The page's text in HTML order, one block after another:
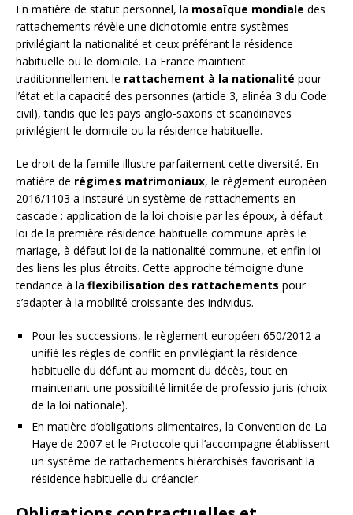
En matière de statut personnel, la mosaïque mondiale des
rattachements révèle une dichotomie entre systèmes
privilégiant la nationalité et ceux préférant la résidence
habituelle ou le domicile. La France maintient
traditionnellement le rattachement à la nationalité pour
l’état et la capacité des personnes (article 3, alinéa 3 du Code
civil), tandis que les pays anglo-saxons et scandinaves
privilégient le domicile ou la résidence habituelle.
Le droit de la famille illustre parfaitement cette diversité. En
matière de régimes matrimoniaux, le règlement européen
2016/1103 a instauré un système de rattachements en
cascade : application de la loi choisie par les époux, à défaut
loi de la première résidence habituelle commune après le
mariage, à défaut loi de la nationalité commune, et enfin loi
des liens les plus étroits. Cette approche témoigne d’une
tendance à la flexibilisation des rattachements pour
s’adapter à la mobilité croissante des individus.
Pour les successions, le règlement européen 650/2012 a
unifié les règles de conflit en privilégiant la résidence
habituelle du défunt au moment du décès, tout en
maintenant une possibilité limitée de professio juris (choix
de la loi nationale).
En matière d’obligations alimentaires, la Convention de La
Haye de 2007 et le Protocole qui l’accompagne établissent
un système de rattachements hiérarchisés favorisant la
résidence habituelle du créancier.